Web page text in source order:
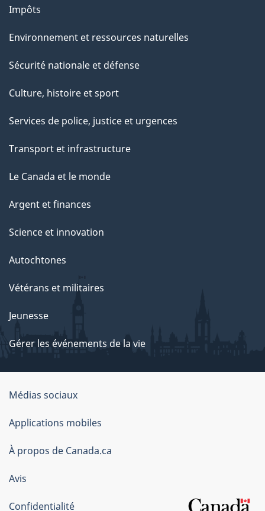
Impôts
Environnement et ressources naturelles
Sécurité nationale et défense
Culture, histoire et sport
Services de police, justice et urgences
Transport et infrastructure
Le Canada et le monde
Argent et finances
Science et innovation
Autochtones
Vétérans et militaires
Jeunesse
Gérer les événements de la vie
Organisation
du
gouvernement
du
Canada
Médias sociaux
Applications mobiles
À propos de Canada.ca
Avis
Confidentialité